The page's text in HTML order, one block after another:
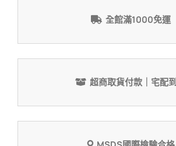
全館滿1000免運
超商取貨付款｜宅配